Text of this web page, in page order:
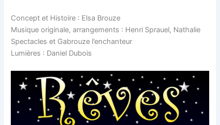
Concept et Histoire : Elsa Brouze
Musique originale, arrangements : Henri Sprauel, Nathalie
Spectacles et Gabrouze l’enchanteur
Lumières : Daniel Dubois